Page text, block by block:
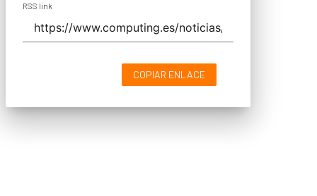
RSS link
COPIAR ENLACE